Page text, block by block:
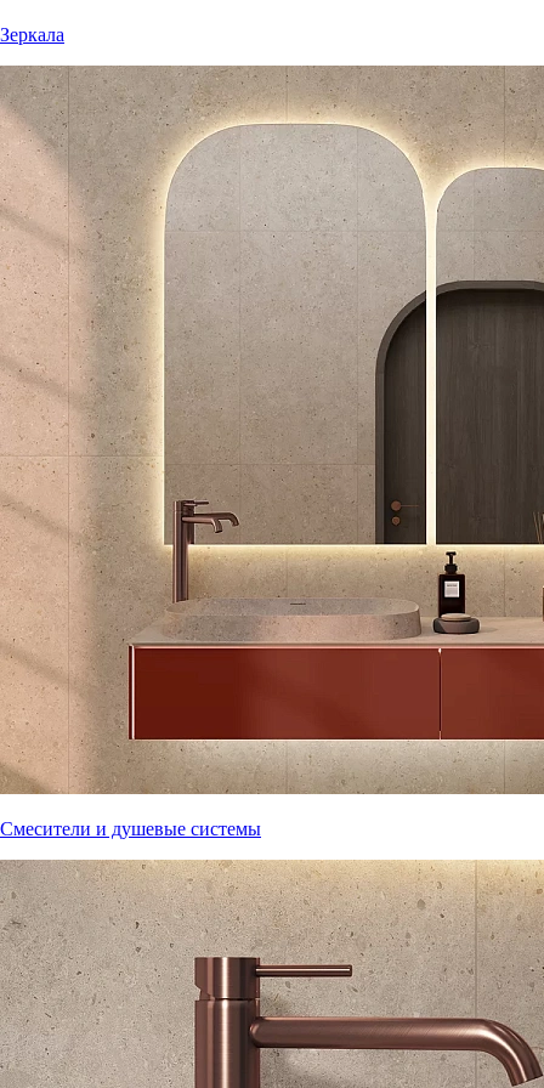
Зеркала
Смесители и душевые системы